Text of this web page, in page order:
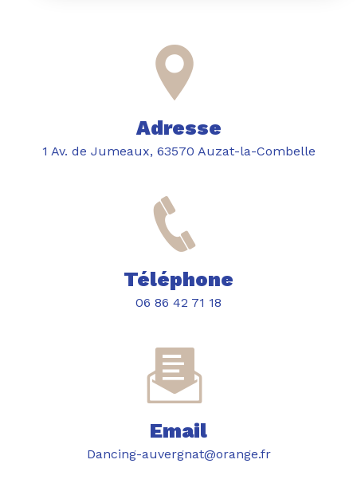
Adresse
1 Av. de Jumeaux, 63570 Auzat-la-Combelle
Téléphone
06 86 42 71 18
Email
dancing-auvergnat@orange.fr